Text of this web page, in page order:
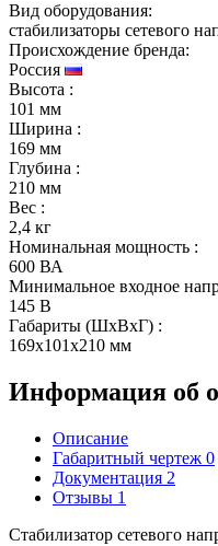
Вид оборудования:
стабилизаторы сетевого
Происхождение бренда:
Россия
Высота :
101 мм
Ширина :
169 мм
Глубина :
210 мм
Вес :
2,4 кг
Номинальная мощность :
600 ВА
Минимальное входное
145 В
Габариты (ШxВxГ) :
169x101x210 мм
Информация об
Описание
Габаритный чертеж 0
Документация 2
Отзывы 1
Стабилизатор сетевого